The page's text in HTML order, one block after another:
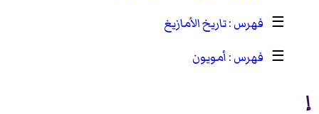
☰
تاريخ الأمازيغ
☰
أمويون
إ